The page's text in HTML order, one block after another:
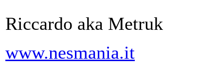
Riccardo aka Metruk
www.nesmania.it